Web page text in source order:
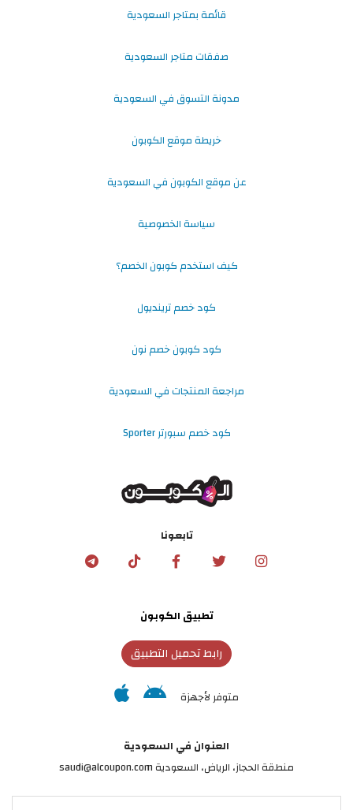
قائمة بمتاجر السعودية
صفقات متاجر السعودية
مدونة التسوق في السعودية
خريطة موقع الكوبون
عن موقع الكوبون في السعودية
سياسة الخصوصية
كيف استخدم كوبون الخصم؟
كود خصم ترينديول
كود كوبون خصم نون
مراجعة المنتجات في السعودية
كود خصم سبورتر Sporter
تابعونا
تطبيق الكوبون
رابط تحميل التطبيق
متوفر لأجهزة
العنوان في السعودية
منطقة الحجاز، الرياض، السعودية saudi@alcoupon.com